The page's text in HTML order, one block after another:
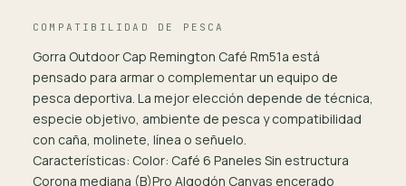
COMPATIBILIDAD DE PESCA
Gorra Outdoor Cap Remington Café Rm51a está
pensado para armar o complementar un equipo de
pesca deportiva. La mejor elección depende de técnica,
especie objetivo, ambiente de pesca y compatibilidad
con caña, molinete, línea o señuelo.
Características: Color: Café 6 Paneles Sin estructura
Corona mediana (B)Pro Algodón Canvas encerado